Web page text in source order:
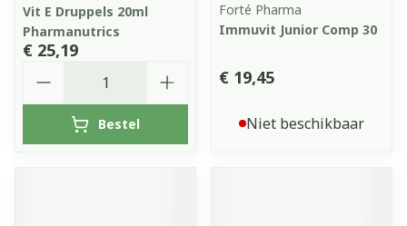
Vit E Druppels 20ml
Pharmanutrics
€ 25,19
Bestel
Forté Pharma
Immuvit Junior Comp 30
€ 19,45
Niet beschikbaar